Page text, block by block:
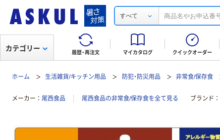
すべて
履歴・再注文 マイカタログ クイックオーダー
カテゴリー
ホーム 生活雑貨/キッチン用品 防犯・防災用品 非常食/保存食
メーカー 尾西食品 尾西食品の非常食/保存食を全て見る ブランド